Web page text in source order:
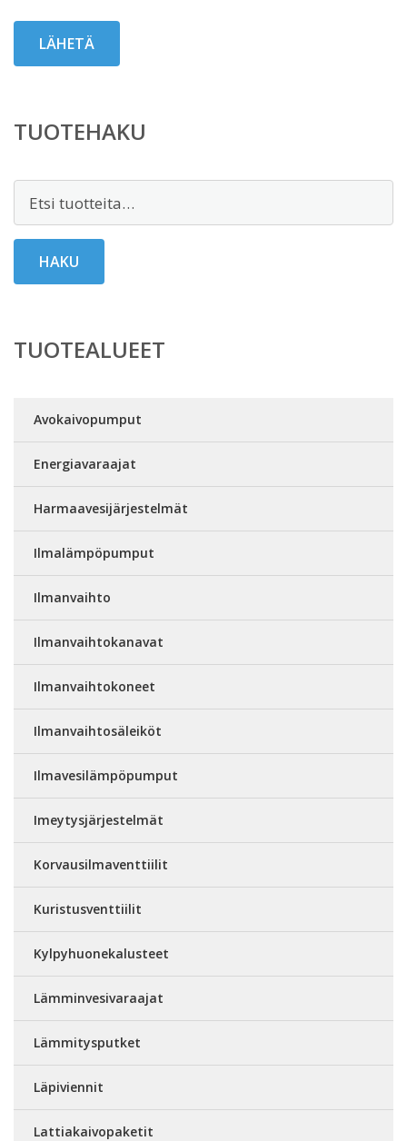
TUOTEHAKU
HAKU
TUOTEALUEET
Avokaivopumput
Energiavaraajat
Harmaavesijärjestelmät
Ilmalämpöpumput
Ilmanvaihto
Ilmanvaihtokanavat
Ilmanvaihtokoneet
Ilmanvaihtosäleiköt
Ilmavesilämpöpumput
Imeytysjärjestelmät
Korvausilmaventtiilit
Kuristusventtiilit
Kylpyhuonekalusteet
Lämminvesivaraajat
Lämmitysputket
Läpiviennit
Lattiakaivopaketit